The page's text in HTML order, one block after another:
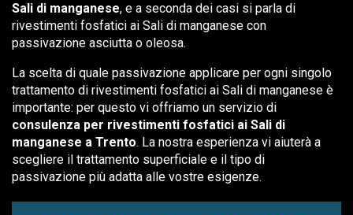
Sali di manganese, e a seconda dei casi si parla di
rivestimenti fosfatici ai Sali di manganese con
passivazione asciutta o oleosa.
La scelta di quale passivazione applicare per ogni singolo
trattamento di rivestimenti fosfatici ai Sali di manganese è
importante: per questo vi offriamo un servizio di
consulenza per rivestimenti fosfatici ai Sali di
manganese a Trento. La nostra esperienza vi aiuterà a
scegliere il trattamento superficiale e il tipo di
passivazione più adatta alle vostre esigenze.